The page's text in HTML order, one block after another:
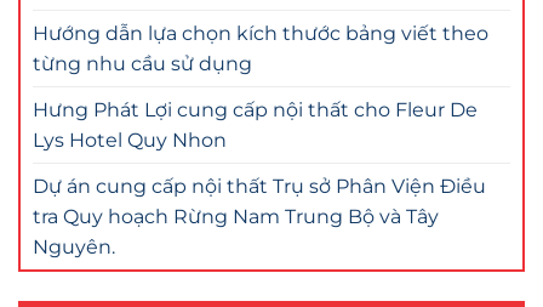
Hướng dẫn lựa chọn kích thước bảng viết theo
từng nhu cầu sử dụng
Hưng Phát Lợi cung cấp nội thất cho Fleur De
Lys Hotel Quy Nhon
Dự án cung cấp nội thất Trụ sở Phân Viện Điều
tra Quy hoạch Rừng Nam Trung Bộ và Tây
Nguyên.